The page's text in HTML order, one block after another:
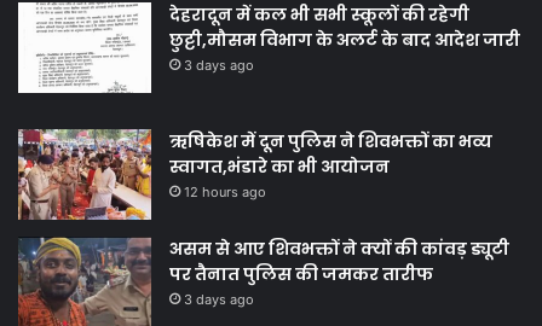
देहरादून में कल भी सभी स्कूलों की रहेगी
छुट्टी,मौसम विभाग के अलर्ट के बाद आदेश जारी
3 days ago
ऋषिकेश में दून पुलिस ने शिवभक्तों का भव्य
स्वागत,भंडारे का भी आयोजन
12 hours ago
असम से आए शिवभक्तों ने क्यों की कांवड़ ड्यूटी
पर तैनात पुलिस की जमकर तारीफ
3 days ago